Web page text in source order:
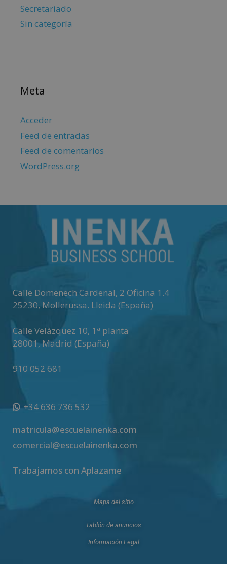
Secretariado
Sin categoría
Meta
Acceder
Feed de entradas
Feed de comentarios
WordPress.org
Calle Domenech Cardenal, 2 Oficina 1.4
25230, Mollerussa. Lleida (España)
Calle Velázquez 10, 1ª planta
28001,Madrid (España)
910 052 681
+34 636 736 532
matricula@escuelainenka.com
comercial@escuelainenka.com
Trabajamos con Aplazame
Mapa del sitio
Tablón de anuncios
Información Legal